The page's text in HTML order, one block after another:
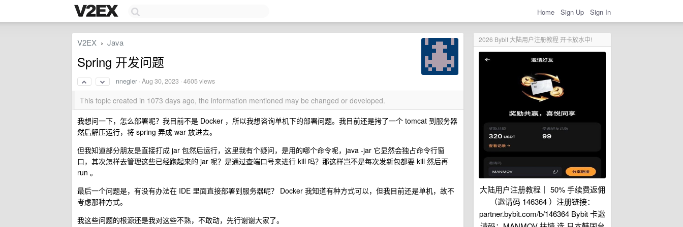
Home Sign Up Sign In
2026 Bybit 大陆用户注册教程 开卡放水中!
大陆用户注册教程｜ 50% 手续费返佣
（邀请码 146364 ）注册链接：
partner.bybit.com/b/146364 Bybit 卡邀
V2EX › Java
Spring 开发问题
nnegier ·Aug 30, 2023 · 4605 views
This topic created in 1073 days ago, the information mentioned may be changed or developed.
我想问一下，怎么部署呢？我目前不是 Docker ，所以我想咨询单机下的部署问题。我目前还是拷了一个 tomcat 到服务器
然后解压运行，将 spring 弄成 war 放进去。
但我知道部分朋友是直接打成 jar 包然后运行，这里我有个疑问，是用的哪个命令呢，java -jar 它显然会独占命令行窗
口，其次怎样去管理这些已经跑起来的 jar 呢？是通过查端口号来进行 kill 吗？那这样岂不是每次发新包都要 kill 然后再
run 。
最后一个问题是，有没有办法在 IDE 里面直接部署到服务器呢？ Docker 我知道有种方式可以，但我目前还是单机，故不
考虑那种方式。
我这些问题的根源还是我对这些不熟，不敢动，先行谢谢大家了。